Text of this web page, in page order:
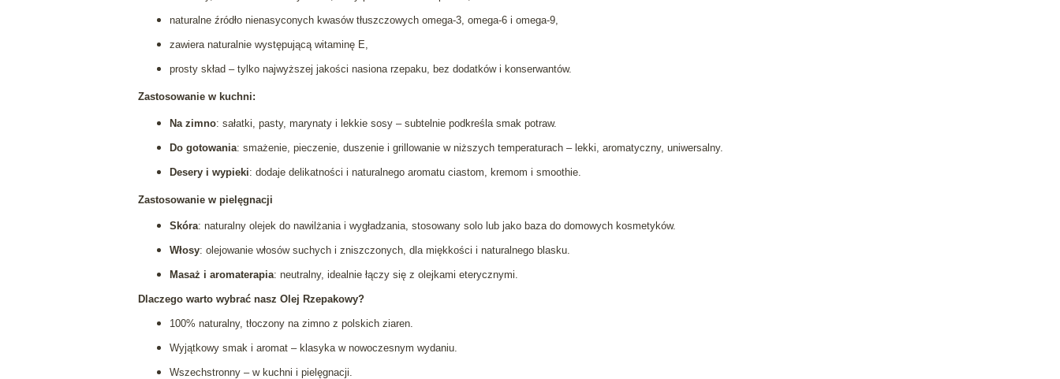
naturalne źródło nienasyconych kwasów tłuszczowych omega‑3, omega‑6 i omega‑9,
zawiera naturalnie występującą witaminę E,
prosty skład – tylko najwyższej jakości nasiona rzepaku, bez dodatków i konserwantów.
Zastosowanie w kuchni:
Na zimno: sałatki, pasty, marynaty i lekkie sosy – subtelnie podkreśla smak potraw.
Do gotowania: smażenie, pieczenie, duszenie i grillowanie w niższych temperaturach – lekki, aromatyczny, uniwersalny.
Desery i wypieki: dodaje delikatności i naturalnego aromatu ciastom, kremom i smoothie.
Zastosowanie w pielęgnacji
Skóra: naturalny olejek do nawilżania i wygładzania, stosowany solo lub jako baza do domowych kosmetyków.
Włosy: olejowanie włosów suchych i zniszczonych, dla miękkości i naturalnego blasku.
Masaż i aromaterapia: neutralny, idealnie łączy się z olejkami eterycznymi.
Dlaczego warto wybrać nasz Olej Rzepakowy?
100% naturalny, tłoczony na zimno z polskich ziaren.
Wyjątkowy smak i aromat – klasyka w nowoczesnym wydaniu.
Wszechstronny – w kuchni i pielęgnacji.